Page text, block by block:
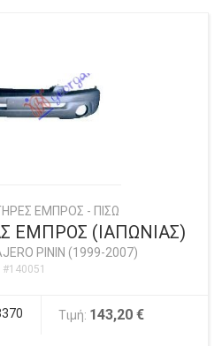
ΕΜΠΡΟΣ - ΠΙΣΩ
ΕΜΠΡΟΣ (ΙΑΠΩΝΙΑΣ)
PININ (1999-2007)
#140051
Τιμή: 143,20 €